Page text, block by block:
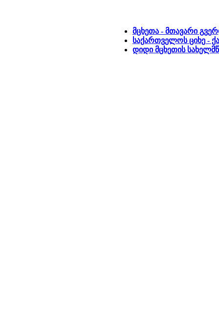
მცხეთა - მთავარი
საქართველოს ციხე -
დიდი მცხეთის